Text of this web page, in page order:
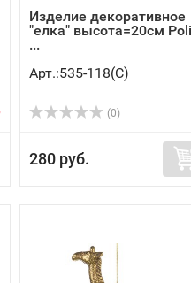
Изделие декоративное
"елка" высота=20см
...
Арт.:535-118(C)
(0)
280 руб.